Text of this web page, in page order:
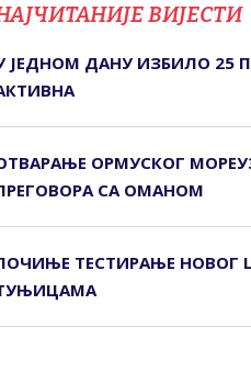
ВИЈЕСТИ
ЈЕДНОМ ДАНУ ИЗБИЛО 25
ОРМУСКОГ
СА ОМАНОМ
ТЕСТИРАЊЕ НОВОГ